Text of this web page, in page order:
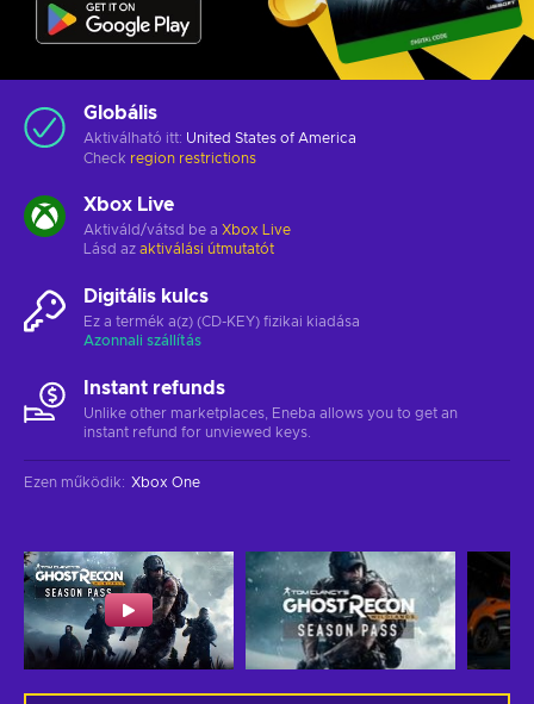
Globális
Aktiválható itt: United States of America
Check region restrictions
Xbox Live
Aktiváld/vátsd be a Xbox Live
Lásd az aktiválási útmutatót
Digitális kulcs
Ez a termék a(z) (CD-KEY) fizikai kiadása
Azonnali szállítás
Instant refunds
Unlike other marketplaces, Eneba allows you to get an
instant refund for unviewed keys.
Ezen működik: Xbox One